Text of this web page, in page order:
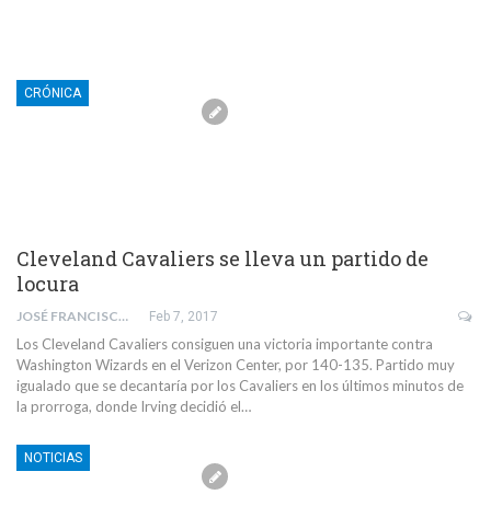
CRÓNICA
Cleveland Cavaliers se lleva un partido de
locura
JOSÉ FRANCISCO SÁNCHEZ MISAS Feb 7, 2017
Los Cleveland Cavaliers consiguen una victoria importante contra
Washington Wizards en el Verizon Center, por 140-135. Partido muy
igualado que se decantaría por los Cavaliers en los últimos minutos de
la prorroga, donde Irving decidió el…
NOTICIAS